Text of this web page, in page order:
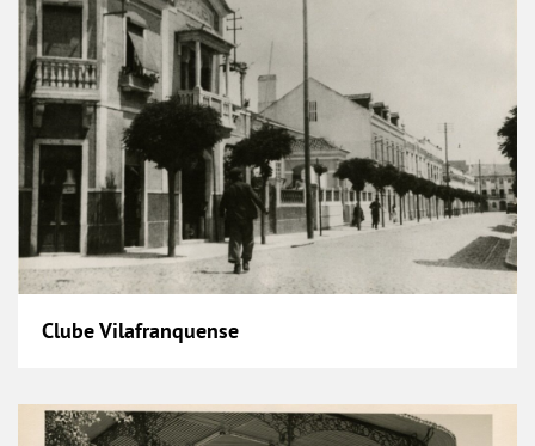
Clube Vilafranquense
Coreto do Jardim Municipal Constantino